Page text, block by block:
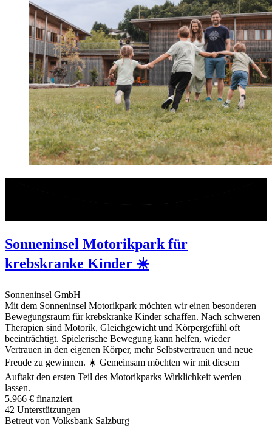
Sonneninsel Motorikpark für
krebskranke Kinder ☀️
Sonneninsel GmbH
Mit dem Sonneninsel Motorikpark möchten wir einen besonderen
Bewegungsraum für krebskranke Kinder schaffen. Nach schweren
Therapien sind Motorik, Gleichgewicht und Körpergefühl oft
beeinträchtigt. Spielerische Bewegung kann helfen, wieder
Vertrauen in den eigenen Körper, mehr Selbstvertrauen und neue
Freude zu gewinnen. ☀️ Gemeinsam möchten wir mit diesem
Auftakt den ersten Teil des Motorikparks Wirklichkeit werden
lassen.
5.966 € finanziert
42 Unterstützungen
Betreut von Volksbank Salzburg